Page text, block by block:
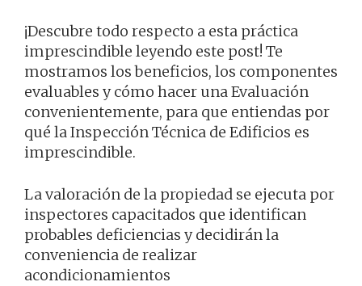
¡Descubre todo respecto a esta práctica
imprescindible leyendo este post! Te
mostramos los beneficios, los componentes
evaluables y cómo hacer una Evaluación
convenientemente, para que entiendas por
qué la Inspección Técnica de Edificios es
imprescindible.
La valoración de la propiedad se ejecuta por
inspectores capacitados que identifican
probables deficiencias y decidirán la
conveniencia de realizar
acondicionamientos